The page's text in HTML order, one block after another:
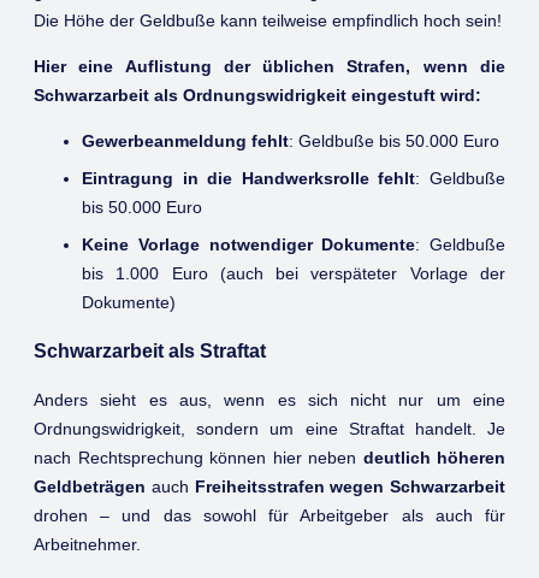
Die Höhe der Geldbuße kann teilweise empfindlich hoch sein!
Hier eine Auflistung der üblichen Strafen, wenn die
Schwarzarbeit als Ordnungswidrigkeit eingestuft wird:
Gewerbeanmeldung fehlt: Geldbuße bis 50.000 Euro
Eintragung in die Handwerksrolle fehlt: Geldbuße
bis 50.000 Euro
Keine Vorlage notwendiger Dokumente: Geldbuße
bis 1.000 Euro (auch bei verspäteter Vorlage der
Dokumente)
Schwarzarbeit als Straftat
Anders sieht es aus, wenn es sich nicht nur um eine
Ordnungswidrigkeit, sondern um eine Straftat handelt. Je
nach Rechtsprechung können hier neben deutlich höheren
Geldbeträgen auch Freiheitsstrafen wegen Schwarzarbeit
drohen – und das sowohl für Arbeitgeber als auch für
Arbeitnehmer.